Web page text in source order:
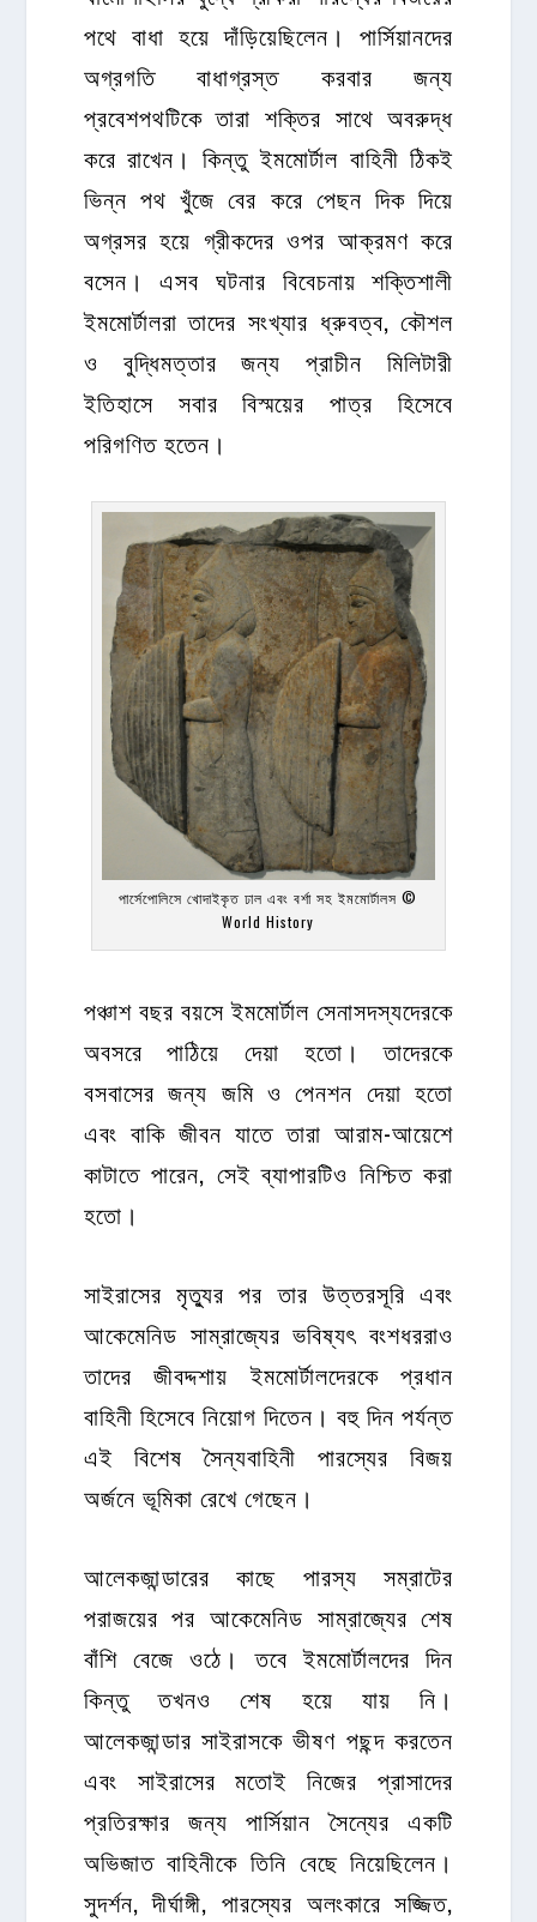
পথে বাধা হয়ে দাঁড়িয়েছিলেন। পার্সিয়ানদের
অগ্রগতি বাধাগ্রস্ত করবার জন্য
প্রবেশপথটিকে তারা শক্তির সাথে অবরুদ্ধ
করে রাখেন। কিন্তু ইমমোর্টাল বাহিনী ঠিকই
ভিন্ন পথ খুঁজে বের করে পেছন দিক দিয়ে
অগ্রসর হয়ে গ্রীকদের ওপর আক্রমণ করে
বসেন। এসব ঘটনার বিবেচনায় শক্তিশালী
ইমমোর্টালরা তাদের সংখ্যার ধ্রুবত্ব, কৌশল
ও বুদ্ধিমত্তার জন্য প্রাচীন মিলিটারী
ইতিহাসে সবার বিস্ময়ের পাত্র হিসেবে
পরিগণিত হতেন।
পার্সেপোলিসে খোদাইকৃত ঢাল এবং বর্শা সহ ইমমোর্টালস ©
World History
পঞ্চাশ বছর বয়সে ইমমোর্টাল সেনাসদস্যদেরকে
অবসরে পাঠিয়ে দেয়া হতো। তাদেরকে
বসবাসের জন্য জমি ও পেনশন দেয়া হতো
এবং বাকি জীবন যাতে তারা আরাম-আয়েশে
কাটাতে পারেন, সেই ব্যাপারটিও নিশ্চিত করা
হতো।
সাইরাসের মৃত্যুর পর তার উত্তরসূরি এবং
আকেমেনিড সাম্রাজ্যের ভবিষ্যৎ বংশধররাও
তাদের জীবদ্দশায় ইমমোর্টালদেরকে প্রধান
বাহিনী হিসেবে নিয়োগ দিতেন। বহু দিন পর্যন্ত
এই বিশেষ সৈন্যবাহিনী পারস্যের বিজয়
অর্জনে ভূমিকা রেখে গেছেন।
আলেকজান্ডারের কাছে পারস্য সম্রাটের
পরাজয়ের পর আকেমেনিড সাম্রাজ্যের শেষ
বাঁশি বেজে ওঠে। তবে ইমমোর্টালদের দিন
কিন্তু তখনও শেষ হয়ে যায় নি।
আলেকজান্ডার সাইরাসকে ভীষণ পছন্দ করতেন
এবং সাইরাসের মতোই নিজের প্রাসাদের
প্রতিরক্ষার জন্য পার্সিয়ান সৈন্যের একটি
অভিজাত বাহিনীকে তিনি বেছে নিয়েছিলেন।
সুদর্শন, দীর্ঘাঙ্গী, পারস্যের অলংকারে সজ্জিত,